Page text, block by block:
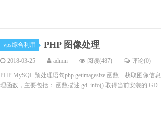
vps综合利用 PHP 图像处理
2018-03-25 admin 阅读(487) 评论(0)
PHP MySQL 预处理语句php getimagesize 函数 – 获取图像信
理函数，主要包括： 函数描述 gd_info() 取得当前安装的 GD